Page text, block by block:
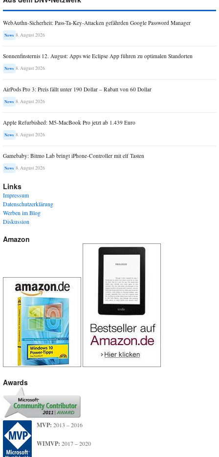
WebAuthn-Sicherheit: Pass-Ta-Key-Attacken gefährden Google Password Manager
News 8. August 2026
Sonnenfinsternis 12. August: Apps wie Eclipse App führen zu optimalen Standorten
News 8. August 2026
AirPods Pro 3: Preis fällt unter 190 Dollar – Rabatt von 60 Dollar
News 8. August 2026
Apple Refurbished: M5-MacBook Pro jetzt ab 1.439 Euro
News 8. August 2026
Gamebaby: Bitmo Lab bringt iPhone-Controller mit elf Tasten
News 8. August 2026
Links
Impressum
Datenschutzerklärung
Werben im Blog
Diskussion
Amazon
Awards
MVP: 2013 – 2016
WIMVP: 2017 – 2020